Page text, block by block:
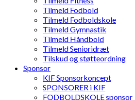
Tilmeld Fodbold
Tilmeld Fodboldskole
Tilmeld Gymnastik
Tilmeld Håndbold
Tilmeld Senioridræt
Tilskud og støtteordning
Sponsor
KIF Sponsorkoncept
SPONSORER i KIF
FODBOLDSKOLE sponsor